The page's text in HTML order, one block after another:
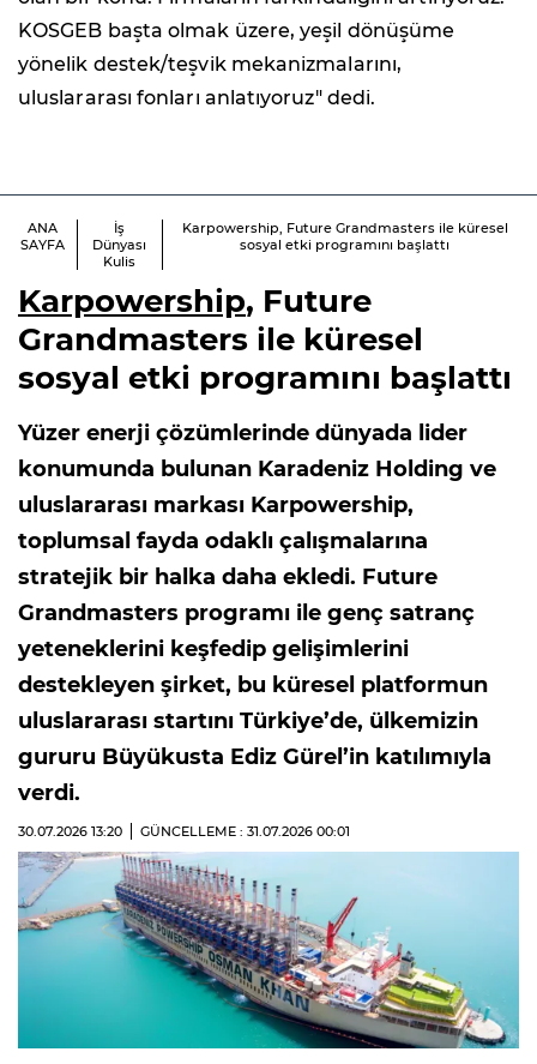
KOSGEB başta olmak üzere, yeşil dönüşüme
yönelik destek/teşvik mekanizmalarını,
uluslararası fonları anlatıyoruz" dedi.
ANA
SAYFA
İş
Dünyası
Kulis
Karpowership, Future Grandmasters ile küresel
sosyal etki programını başlattı
Karpowership, Future
Grandmasters ile küresel
sosyal etki programını başlattı
Yüzer enerji çözümlerinde dünyada lider
konumunda bulunan Karadeniz Holding ve
uluslararası markası Karpowership,
toplumsal fayda odaklı çalışmalarına
stratejik bir halka daha ekledi. Future
Grandmasters programı ile genç satranç
yeteneklerini keşfedip gelişimlerini
destekleyen şirket, bu küresel platformun
uluslararası startını Türkiye’de, ülkemizin
gururu Büyükusta Ediz Gürel’in katılımıyla
verdi.
30.07.2026 13:20 GÜNCELLEME : 31.07.2026 00:01